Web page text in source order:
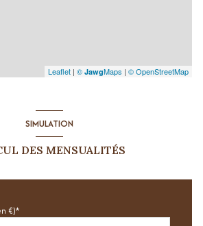
Leaflet | © JawgMaps | © OpenStreetMap
SIMULATION
DES MENSUALITÉS
€)*